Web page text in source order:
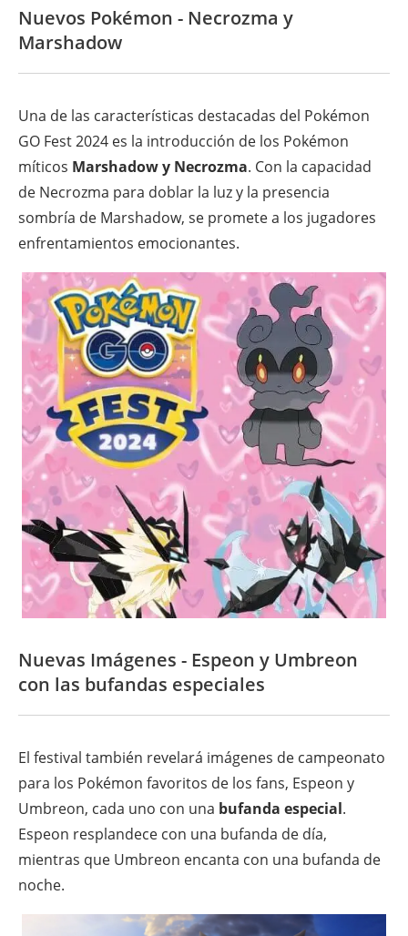
Nuevos Pokémon - Necrozma y
Marshadow
Una de las características destacadas del Pokémon
GO Fest 2024 es la introducción de los Pokémon
míticos Marshadow y Necrozma. Con la capacidad
de Necrozma para doblar la luz y la presencia
sombría de Marshadow, se promete a los jugadores
enfrentamientos emocionantes.
Nuevas Imágenes - Espeon y Umbreon
con las bufandas especiales
El festival también revelará imágenes de campeonato
para los Pokémon favoritos de los fans, Espeon y
Umbreon, cada uno con una bufanda especial.
Espeon resplandece con una bufanda de día,
mientras que Umbreon encanta con una bufanda de
noche.